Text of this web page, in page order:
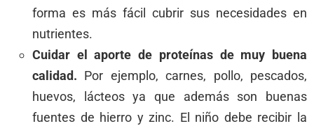
forma es más fácil cubrir sus necesidades en
nutrientes.
Cuidar el aporte de proteínas de muy buena
calidad. Por ejemplo, carnes, pollo, pescados,
huevos, lácteos ya que además son buenas
fuentes de hierro y zinc. El niño debe recibir la